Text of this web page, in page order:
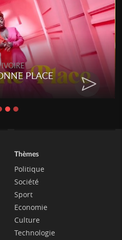
IVOIRE
PLACE
Thèmes
Politique
Société
Sport
Economie
Culture
Technologie